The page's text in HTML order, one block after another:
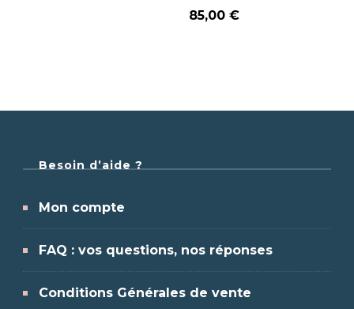
85,00 €
Besoin d’aide ?
Mon compte
FAQ : vos questions, nos réponses
Conditions Générales de vente